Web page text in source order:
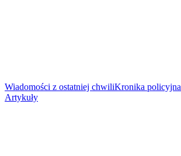
Wiadomości z ostatniej chwiliKronika policyjna
Artykuły